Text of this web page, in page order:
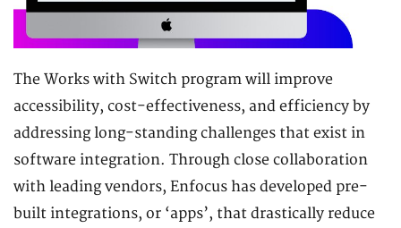
The Works with Switch program will improve
accessibility, cost-effectiveness, and efficiency by
addressing long-standing challenges that exist in
software integration. Through close collaboration
with leading vendors, Enfocus has developed pre-
built integrations, or ‘apps’, that drastically reduce